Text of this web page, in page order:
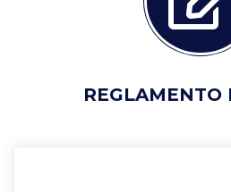
REGLAMENTO